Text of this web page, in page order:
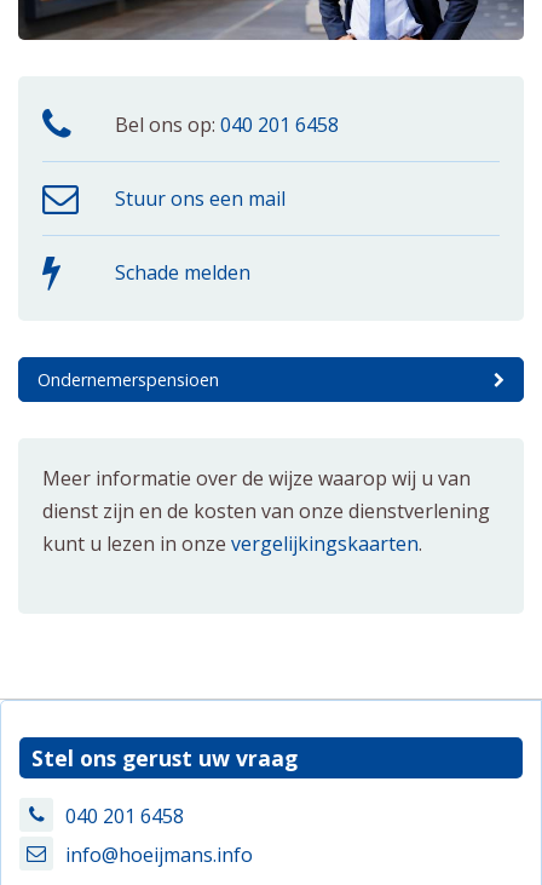
Bel ons op: 040 201 6458
Stuur ons een mail
Schade melden
Ondernemerspensioen
Meer informatie over de wijze waarop wij u van
dienst zijn en de kosten van onze dienstverlening
kunt u lezen in onze vergelijkingskaarten.
Stel ons gerust uw vraag
040 201 6458
info@hoeijmans.info